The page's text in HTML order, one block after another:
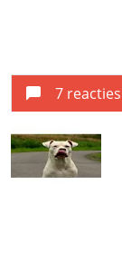
7 reacties